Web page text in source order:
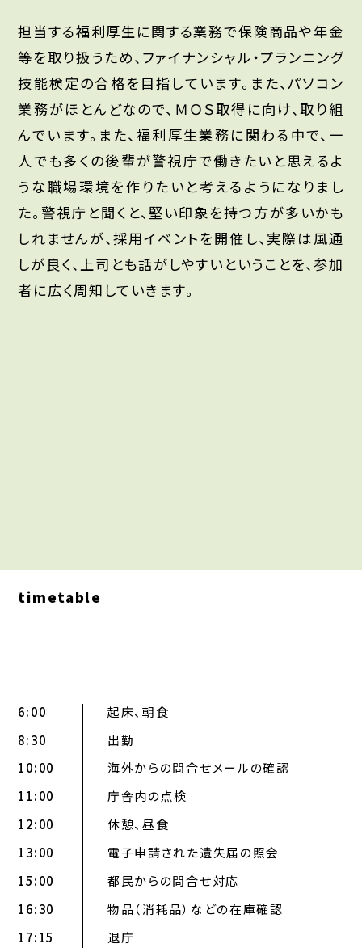
担当する福利厚生に関する業務で保険商品や年金
等を取り扱うため、ファイナンシャル・プランニング
技能検定の合格を目指しています。また、パソコン
業務がほとんどなので、ＭＯＳ取得に向け、取り組
んでいます。また、福利厚生業務に関わる中で、一
人でも多くの後輩が警視庁で働きたいと思えるよ
うな職場環境を作りたいと考えるようになりまし
た。警視庁と聞くと、堅い印象を持つ方が多いかも
しれませんが、採用イベントを開催し、実際は風通
しが良く、上司とも話がしやすいということを、参加
者に広く周知していきます。
timetable
6:00
起床、朝食
8:30
出勤
10:00
海外からの問合せメールの確認
11:00
庁舎内の点検
12:00
休憩、昼食
13:00
電子申請された遺失届の照会
15:00
都民からの問合せ対応
16:30
物品（消耗品）などの在庫確認
17:15
退庁